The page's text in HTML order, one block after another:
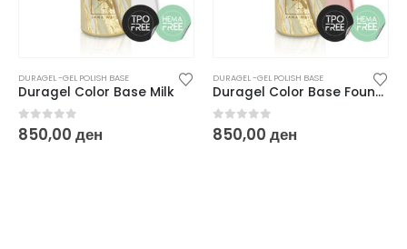
DURAGEL -GEL POLISH BASE
Duragel Color Base Foundation
0
850,00
DURAGEL -GEL POLISH BASE
0
850,00